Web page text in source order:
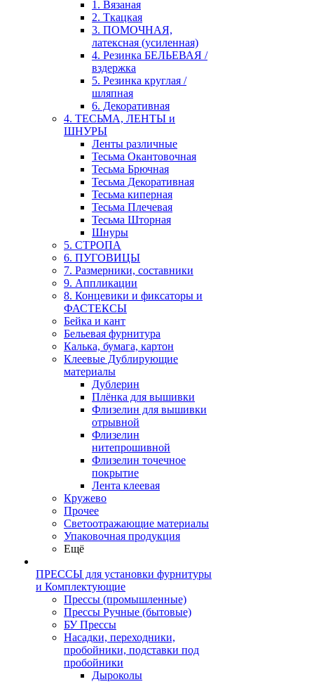
1. Вязаная
2. Ткацкая
3. ПОМОЧНАЯ,
латексная (усиленная)
4. Резинка БЕЛЬЕВАЯ /
вздержка
5. Резинка круглая /
шляпная
6. Декоративная
4. ТЕСЬМА, ЛЕНТЫ и
ШНУРЫ
Ленты различные
Тесьма Окантовочная
Тесьма Брючная
Тесьма Декоративная
Тесьма киперная
Тесьма Плечевая
Тесьма Шторная
Шнуры
5. СТРОПА
6. ПУГОВИЦЫ
7. Размерники, составники
9. Аппликации
8. Концевики и фиксаторы и
ФАСТЕКСЫ
Бейка и кант
Бельевая фурнитура
Калька, бумага, картон
Клеевые Дублирующие
материалы
Дублерин
Плёнка для вышивки
Флизелин для вышивки
отрывной
Флизелин
нитепрошивной
Флизелин точечное
покрытие
Лента клеевая
Кружево
Прочее
Светоотражающие материалы
Упаковочная продукция
Ещё
ПРЕССЫ для установки фурнитуры
и Комплектующие
Прессы (промышленные)
Прессы Ручные (бытовые)
БУ Прессы
Насадки, переходники,
пробойники, подставки под
пробойники
Дыроколы